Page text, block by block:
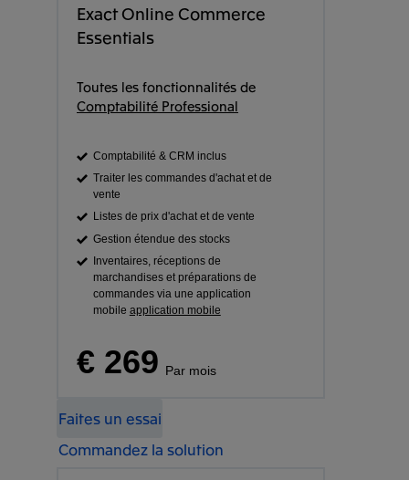
Exact Online Commerce
Essentials
Toutes les fonctionnalités de
Comptabilité Professional
Comptabilité & CRM inclus
Traiter les commandes d'achat et de
vente
Listes de prix d'achat et de vente
Gestion étendue des stocks
Inventaires, réceptions de
marchandises et préparations de
commandes via une application
mobile application mobile
€ 269 Par mois
Faites un essai
Commandez la solution